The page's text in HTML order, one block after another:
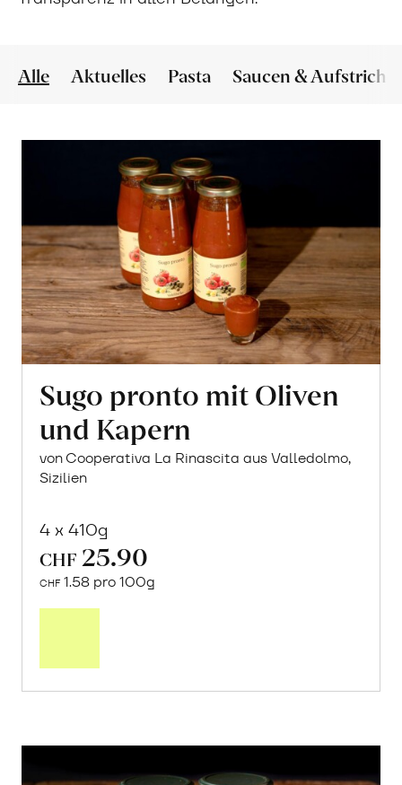
Alle Aktuelles Pasta Saucen & Aufstriche
Sugo pronto mit Oliven
und Kapern
von Cooperativa La Rinascita aus Valledolmo,
Sizilien
4 x 410g
CHF 25.90
CHF 1.58 pro 100g